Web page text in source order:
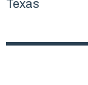
Texas